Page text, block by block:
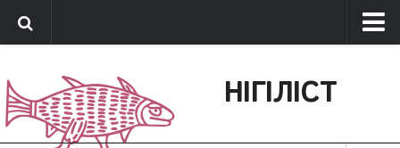
Обратная связь
Поддержать сайт
НІГІЛІСТ